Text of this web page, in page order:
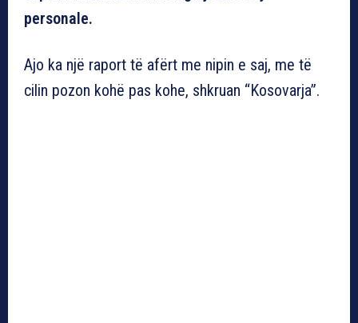
personale.
Ajo ka një raport të afërt me nipin e saj, me të
cilin pozon kohë pas kohe, shkruan “Kosovarja”.